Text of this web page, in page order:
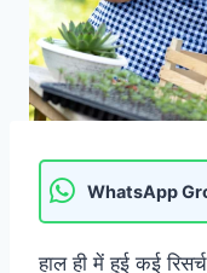
WhatsApp
हाल ही में हुई कई